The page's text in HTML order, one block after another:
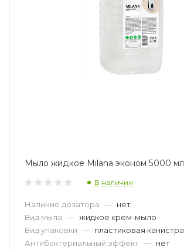
Мыло жидкое Milana эконом 5000 мл
В наличии
Наличие дозатора — нет
Вид мыла — жидкое крем-мыло
Вид упаковки — пластиковая канистра
Антибактериальный эффект — нет